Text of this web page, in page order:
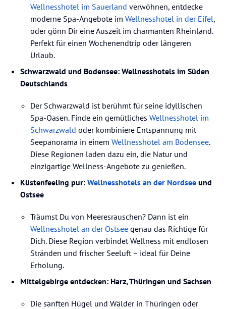
Wellnesshotel im Sauerland verwöhnen, entdecke
moderne Spa-Angebote im Wellnesshotel in der Eifel,
oder gönn Dir eine Auszeit im charmanten Rheinland.
Perfekt für einen Wochenendtrip oder längeren
Urlaub.
Schwarzwald und Bodensee: Wellnesshotels im Süden
Deutschlands
Der Schwarzwald ist berühmt für seine idyllischen
Spa-Oasen. Finde ein gemütliches Wellnesshotel im
Schwarzwald oder kombiniere Entspannung mit
Seepanorama in einem Wellnesshotel am Bodensee.
Diese Regionen laden dazu ein, die Natur und
einzigartige Wellness-Angebote zu genießen.
Küstenfeeling pur: Wellnesshotels an der Nordsee und
Ostsee
Träumst Du von Meeresrauschen? Dann ist ein
Wellnesshotel an der Ostsee genau das Richtige für
Dich. Diese Region verbindet Wellness mit endlosen
Stränden und frischer Seeluft – ideal für Deine
Erholung.
Mittelgebirge entdecken: Harz, Thüringen und Sachsen
Die sanften Hügel und Wälder in Thüringen oder